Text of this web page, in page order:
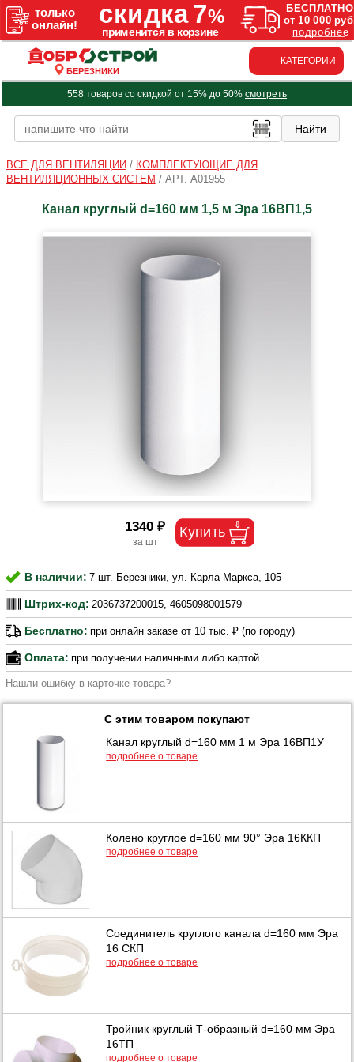
БЕРЕЗНИКИ
КАТЕГОРИИ
558 товаров со скидкой от 15% до 50% смотреть
ВСЕ ДЛЯ ВЕНТИЛЯЦИИ / КОМПЛЕКТУЮЩИЕ ДЛЯ
ВЕНТИЛЯЦИОННЫХ СИСТЕМ / АРТ. A01955
Канал круглый d=160 мм 1,5 м Эра 16ВП1,5
1340 ₽
В наличии: 7 шт. Березники, ул. Карла Маркса, 105
Штрих-код: 2036737200015, 4605098001579
Бесплатно: при онлайн заказе от 10 тыс. ₽ (по городу)
Оплата: при получении наличными либо картой
Нашли ошибку в карточке товара?
С этим товаром покупают
Канал круглый d=160 мм 1 м Эра 16ВП1У
подробнее о товаре
Колено круглое d=160 мм 90° Эра 16ККП
подробнее о товаре
Соединитель круглого канала d=160 мм Эра
16 СКП
подробнее о товаре
Тройник круглый Т-образный d=160 мм Эра
16ТП
подробнее о товаре